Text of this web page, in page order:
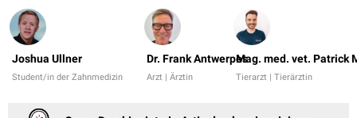
Joshua Ullner
Student/in der Zahnmedizin
Dr. Frank Antwerpes
Arzt | Ärztin
Mag. med. vet. Patrick
Tierarzt | Tierärztin